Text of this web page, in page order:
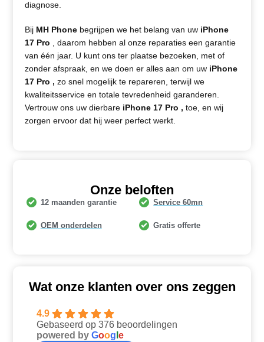
diagnose.
Bij MH Phone begrijpen we het belang van uw iPhone
17 Pro
, daarom hebben al onze reparaties een garantie
van één jaar. U kunt ons ter plaatse bezoeken, met of
zonder afspraak, en we doen er alles aan om uw iPhone
17 Pro ,zo snel mogelijk te repareren, terwijl we
kwaliteitsservice en totale tevredenheid garanderen.
Vertrouw ons uw dierbare iPhone 17 Pro ,toe, en wij
zorgen ervoor dat hij weer perfect werkt.
Onze beloften
12 maanden garantie Service 60mn
OEM onderdelen Gratis offerte
Wat onze klanten over ons zeggen
4.9
Gebaseerd op 376 beoordelingen
powered byGoog le